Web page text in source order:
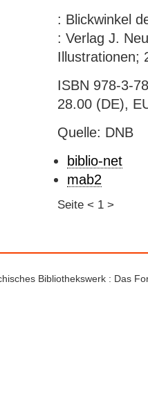
: Blickwinkel
: Verlag J.
Illustrationen;
ISBN 978-3-
28.00 (DE),
Quelle: DNB
biblio-net
mab2
Seite < 1 >
Bibliothekswerk : Das